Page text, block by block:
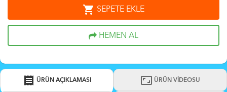
shopping_cart SEPETE EKLE
HEMEN AL
receipt ÜRÜN AÇIKLAMASI aspect_ratio ÜRÜN VİDEOSU